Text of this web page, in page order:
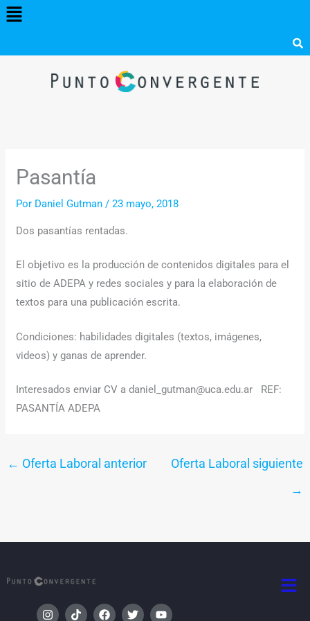
Menú
Pasantía
Por Daniel Gutman/23 mayo, 2018
Dos pasantías rentadas.
El objetivo es la producción de contenidos digitales para el
sitio de ADEPA y redes sociales y para la elaboración de
textos para una publicación escrita.
Condiciones: habilidades digitales (textos, imágenes,
videos) y ganas de aprender.
Interesados enviar CV a daniel_gutman@uca.edu.ar REF:
PASANTÍA ADEPA
← Oferta Laboral anterior
Oferta Laboral siguiente
→
I
T
F
T
Y